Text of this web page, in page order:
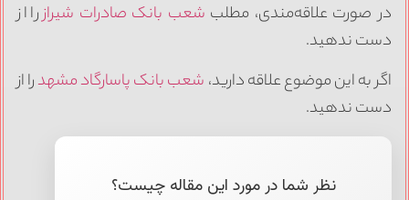
در صورت علاقه‌مندی، مطلب شعب بانک صادرات شیرازرا از
دست ندهید.
اگر به این موضوع علاقه دارید، شعب بانک پاسارگاد مشهدرا از
دست ندهید.
نظر شما در مورد این مقاله چیست؟